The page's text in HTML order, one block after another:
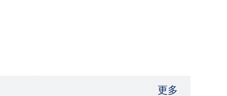
更多